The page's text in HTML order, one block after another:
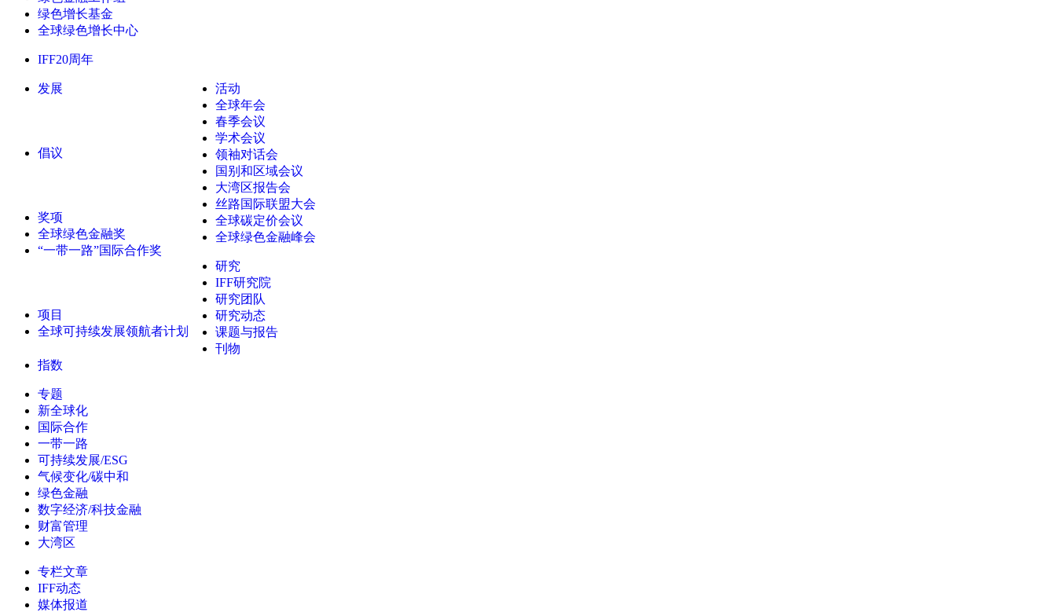
绿色增长基金
全球绿色增长中心
IFF20周年
发展
倡议
奖项
全球绿色金融奖
“一带一路”国际合作奖
项目
全球可持续发展领航者计划
活动
全球年会
春季会议
学术会议
领袖对话会
国别和区域会议
大湾区报告会
丝路国际联盟大会
全球碳定价会议
全球绿色金融峰会
研究
IFF研究院
研究团队
研究动态
课题与报告
刊物
指数
专题
新全球化
国际合作
一带一路
可持续发展/ESG
气候变化/碳中和
绿色金融
数字经济/科技金融
财富管理
大湾区
专栏文章
IFF动态
媒体报道